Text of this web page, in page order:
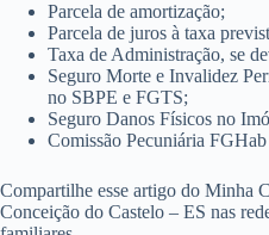
Parcela de amortização;
Parcela de juros à taxa
Taxa de Administração, se
Seguro Morte e Invalidez
no SBPE e FGTS;
Seguro Danos Físicos no
Comissão Pecuniária
Compartilhe esse artigo do Minha
Conceição do Castelo – ES nas